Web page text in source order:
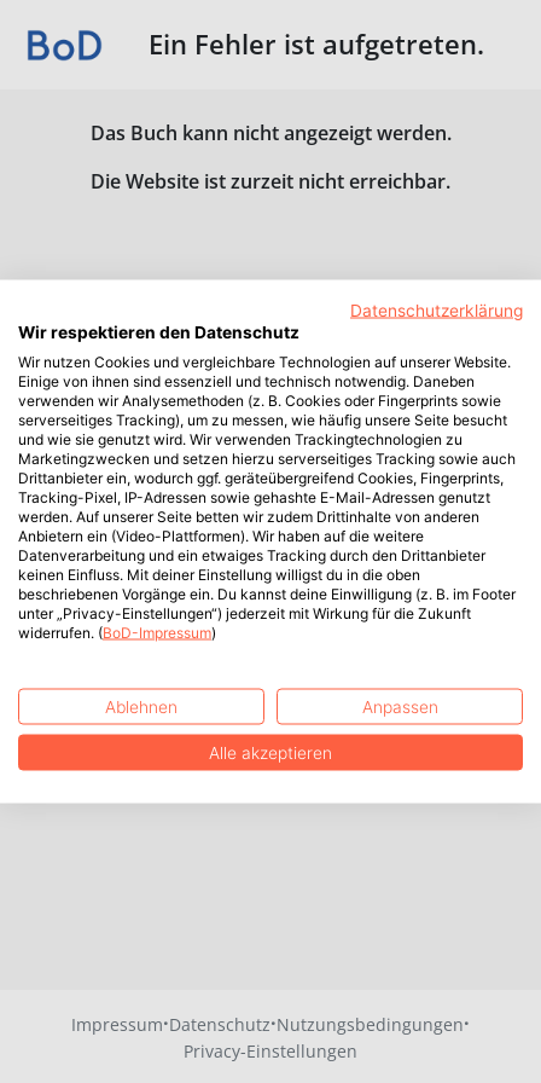
Ein Fehler ist aufgetreten.
Das Buch kann nicht angezeigt werden.
Die Website ist zurzeit nicht erreichbar.
Impressum·Datenschutz·Nutzungsbedingungen·
Privacy-Einstellungen
Datenschutzerklärung
Wir respektieren den Datenschutz
Wir nutzen Cookies und vergleichbare Technologien auf unserer Website.
Einige von ihnen sind essenziell und technisch notwendig. Daneben
verwenden wir Analysemethoden (z. B. Cookies oder Fingerprints sowie
serverseitiges Tracking), um zu messen, wie häufig unsere Seite besucht
und wie sie genutzt wird. Wir verwenden Trackingtechnologien zu
Marketingzwecken und setzen hierzu serverseitiges Tracking sowie auch
Drittanbieter ein, wodurch ggf. geräteübergreifend Cookies, Fingerprints,
Tracking-Pixel, IP-Adressen sowie gehashte E-Mail-Adressen genutzt
werden. Auf unserer Seite betten wir zudem Drittinhalte von anderen
Anbietern ein (Video-Plattformen). Wir haben auf die weitere
Datenverarbeitung und ein etwaiges Tracking durch den Drittanbieter
keinen Einfluss. Mit deiner Einstellung willigst du in die oben
beschriebenen Vorgänge ein. Du kannst deine Einwilligung (z. B. im Footer
unter „Privacy-Einstellungen“) jederzeit mit Wirkung für die Zukunft
widerrufen. (BoD-Impressum)
Ablehnen Anpassen
Alle akzeptieren